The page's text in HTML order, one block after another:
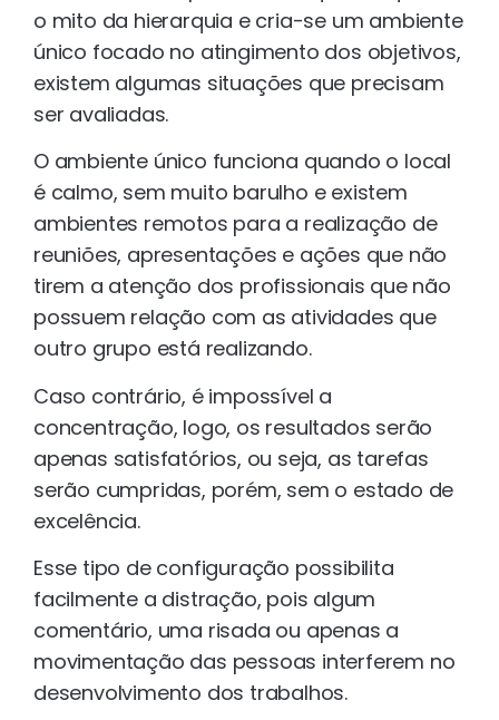
o mito da hierarquia e cria-se um ambiente
único focado no atingimento dos objetivos,
existem algumas situações que precisam
ser avaliadas.
O ambiente único funciona quando o local
é calmo, sem muito barulho e existem
ambientes remotos para a realização de
reuniões, apresentações e ações que não
tirem a atenção dos profissionais que não
possuem relação com as atividades que
outro grupo está realizando.
Caso contrário, é impossível a
concentração, logo, os resultados serão
apenas satisfatórios, ou seja, as tarefas
serão cumpridas, porém, sem o estado de
excelência.
Esse tipo de configuração possibilita
facilmente a distração, pois algum
comentário, uma risada ou apenas a
movimentação das pessoas interferem no
desenvolvimento dos trabalhos.